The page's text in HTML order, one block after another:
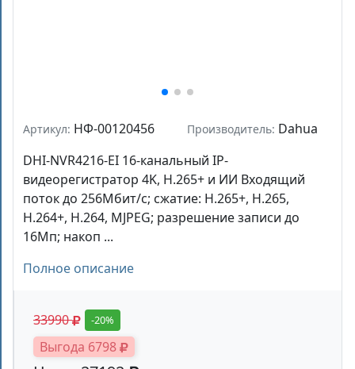
Артикул: НФ-00120456 Производитель: Dahua
DHI-NVR4216-EI 16-канальный IP-
видеорегистратор 4K, H.265+ и ИИ Входящий
поток до 256Мбит/с; сжатие: H.265+, H.265,
H.264+, H.264, MJPEG; разрешение записи до
16Мп; накоп ...
Полное описание
33990 -20%
Выгода 6798